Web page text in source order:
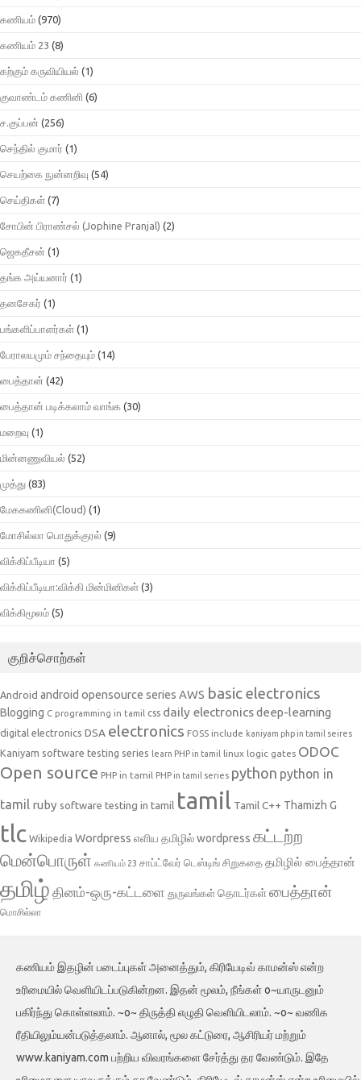
கணியம் (970)
கணியம் 23 (8)
கற்கும் கருவியியல் (1)
குவாண்டம் கணினி (6)
ச.குப்பன் (256)
செந்தில் குமார் (1)
செயற்கை நுன்னறிவு (54)
செய்திகள் (7)
சோபின் பிராண்சல் (Jophine Pranjal) (2)
ஜெகதீசன் (1)
தங்க அய்யனார் (1)
தனசேகர் (1)
பங்களிப்பாளர்கள் (1)
பேராலயமும் சந்தையும் (14)
பைத்தான் (42)
பைத்தான் படிக்கலாம் வாங்க (30)
மறைவு (1)
மின்னணுவியல் (52)
முத்து (83)
மேககணினி(Cloud) (1)
மோசில்லா பொதுக்குரல் (9)
விக்கிப்பீடியா (5)
விக்கிப்பீடியா:விக்கி மின்மினிகள் (3)
விக்கிமூலம் (5)
குறிச்சொற்கள்
Android android opensource series AWS basic electronics
Blogging C programming in tamil css daily electronicsdeep-learning
digital electronics DSA electronics FOSS include kaniyam php in tamil seires
Kaniyam software testing series learn PHP in tamil linux logic gates ODOC
Open source PHP in tamil PHP in tamil series python python in
tamil ruby software testing in tamil tamil Tamil C++ Thamizh G
tlc Wikipedia Wordpress எளிய தமிழில் wordpress கட்டற்ற
மென்பொருள் கணியம் 23 சாப்ட்வேர் டெஸ்டிங் சிறுகதை தமிழில் பைத்தான்
தமிழ் தினம்-ஒரு-கட்டளை துருவங்கள் தொடர்கள்பைத்தான்
மொசில்லா
கணியம் இதழின் படைப்புகள் அனைத்தும், கிரியேடிவ் காமன்ஸ் என்ற
உரிமையில் வெளியிடப்படுகின்றன. இதன் மூலம், நீங்கள் o~யாருடனும்
பகிர்ந்து கொள்ளலாம். ~o~ திருத்தி எழுதி வெளியிடலாம். ~o~ வணிக
ரீதியிலும்யன்படுத்தலாம். ஆனால், மூல கட்டுரை, ஆசிரியர் மற்றும்
www.kaniyam.com பற்றிய விவரங்களை சேர்த்து தர வேண்டும். இதே